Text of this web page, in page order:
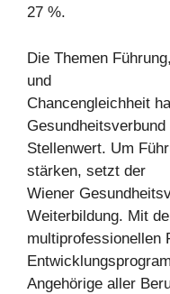
27 %.
Die Themen
und
Chancengleichheit
Gesundheitsverbund
Stellenwert. Um
stärken, setzt der
Wiener
Weiterbildung. Mit
multiprofessionellen
Angehörige aller